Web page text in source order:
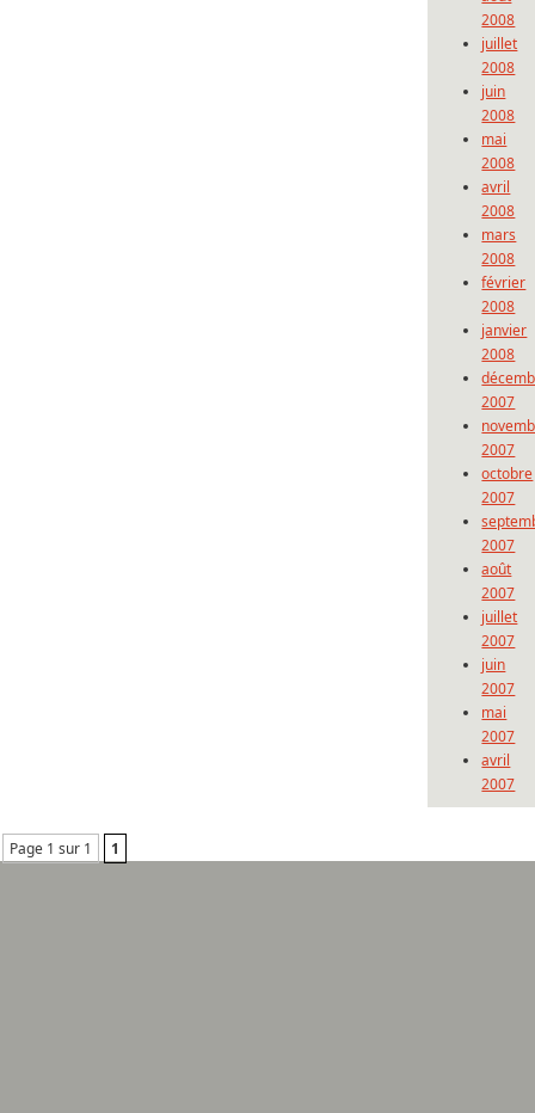
2008
juillet
2008
juin
2008
mai
2008
avril
2008
mars
2008
février
2008
janvier
2008
2007
2007
octobre
2007
2007
août
2007
juillet
2007
juin
2007
mai
2007
avril
2007
Page 1 sur 1 1